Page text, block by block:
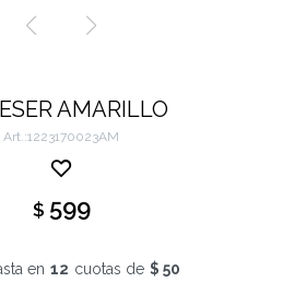
AMARILLO
1223170023AM
$ 599
en 12 cuotas de $ 50